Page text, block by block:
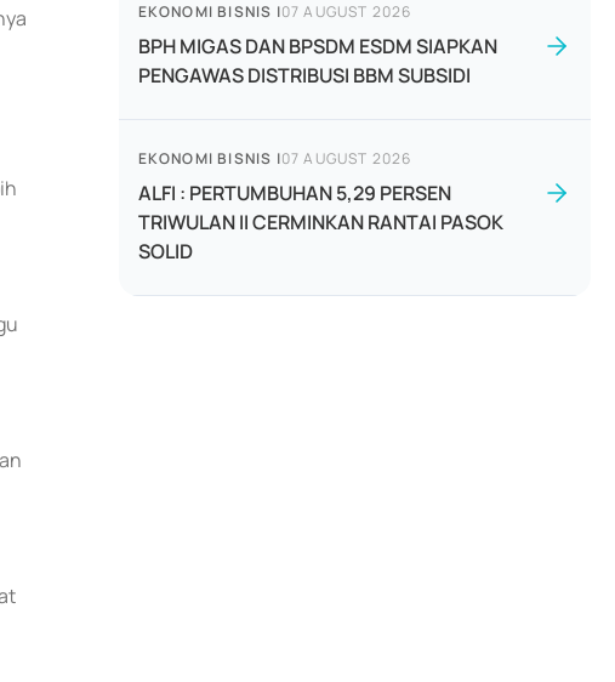
EKONOMI BISNIS |07 AUGUST 2026
BPH MIGAS DAN BPSDM ESDM SIAPKAN
PENGAWAS DISTRIBUSI BBM SUBSIDI
EKONOMI BISNIS |07 AUGUST 2026
ALFI : PERTUMBUHAN 5,29 PERSEN
TRIWULAN II CERMINKAN RANTAI PASOK
SOLID